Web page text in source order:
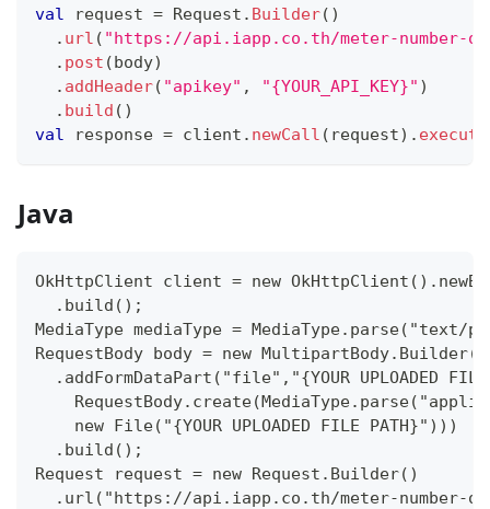
val
request = Request . Builder( )
. url ( "https://api.iapp.co.th/meter-number-
. post (body)
. addHeader( "apikey" , "{YOUR_API_KEY}" )
. build ( )
val
response = client . newCall ( request) . execute
Java
OkHttpClient client = new
  .build();
MediaType mediaType = MediaType.parse("text/
RequestBody body = new
.addFormDataPart("file","{YOUR UPLOADED
    new File("{YOUR UPLOADED FILE PATH}")))
  .build();
Request request = new Request.Builder()
.url("https://api.iapp.co.th/meter-number-